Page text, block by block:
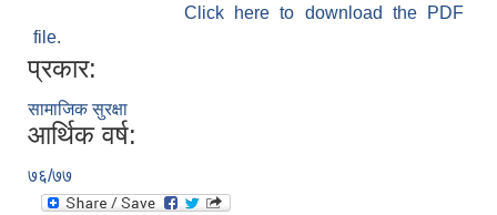
Click here to download the PDF
file.
प्रकार:
सामाजिक सुरक्षा
आर्थिक वर्ष:
७६/७७